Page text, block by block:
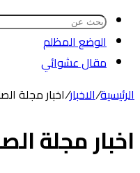
الوضع المظلم
مقال عشوائي
الرئيسية/الاخبار/اخبار مجلة
اخبار مجلة